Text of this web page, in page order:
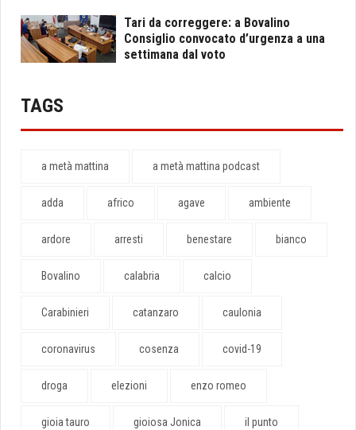
Tari da correggere: a Bovalino
Consiglio convocato d’urgenza a una
settimana dal voto
TAGS
a metà mattina a metà mattina podcast
adda africo agave ambiente
ardore arresti benestare bianco
Bovalino calabria calcio
Carabinieri catanzaro caulonia
coronavirus cosenza covid-19
droga elezioni enzo romeo
gioia tauro gioiosa Jonica il punto